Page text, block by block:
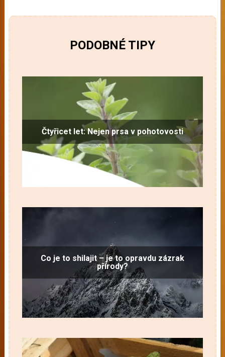
PODOBNÉ TIPY
Čtyřicet let: Nejen prsa v pohotovosti
Co je to shilajit – je to opravdu zázrak
přírody?